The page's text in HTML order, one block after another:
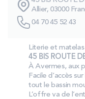
PROMOS
Nos engagements
Allier, 03000
04 70 45 52 43
Literie et
45 BIS ROUTE
À Avermes, aux
Facile d’accès
tout le bassin
L’offre va de